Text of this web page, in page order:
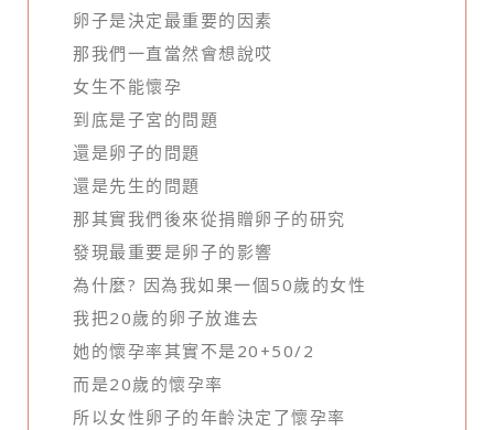
卵子是決定最重要的因素
那我們一直當然會想說哎
女生不能懷孕
到底是子宮的問題
還是卵子的問題
還是先生的問題
那其實我們後來從捐贈卵子的研究
發現最重要是卵子的影響
為什麼? 因為我如果一個50歲的女性
我把20歲的卵子放進去
她的懷孕率其實不是20+50/2
而是20歲的懷孕率
所以女性卵子的年齡決定了懷孕率